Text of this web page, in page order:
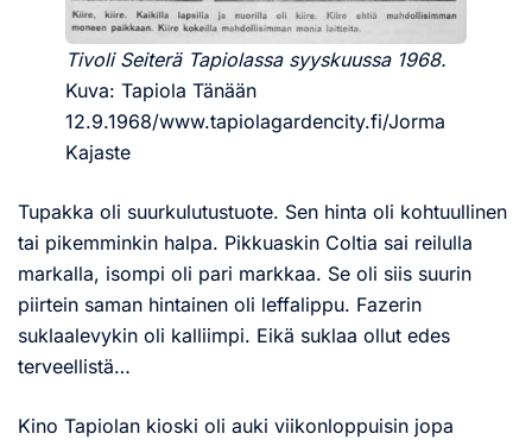
Tivoli Seiterä Tapiolassa syyskuussa 1968.
Kuva: Tapiola Tänään
12.9.1968/www.tapiolagardencity.fi/Jorma
Kajaste
Tupakka oli suurkulutustuote. Sen hinta oli kohtuullinen
tai pikemminkin halpa. Pikkuaskin Coltia sai reilulla
markalla, isompi oli pari markkaa. Se oli siis suurin
piirtein saman hintainen oli leffalippu. Fazerin
suklaalevykin oli kalliimpi. Eikä suklaa ollut edes
terveellistä…
Kino Tapiolan kioski oli auki viikonloppuisin jopa